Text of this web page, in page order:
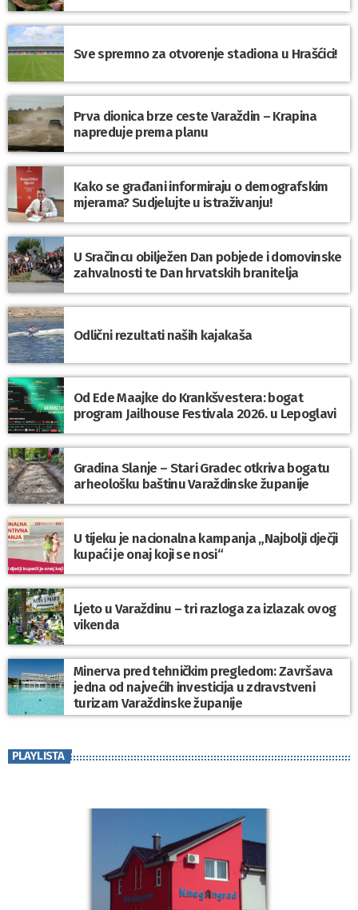
Sve spremno za otvorenje stadiona u Hrašćici!
Prva dionica brze ceste Varaždin – Krapina
napreduje prema planu
Kako se građani informiraju o demografskim
mjerama? Sudjelujte u istraživanju!
U Sračincu obilježen Dan pobjede i domovinske
zahvalnosti te Dan hrvatskih branitelja
Odlični rezultati naših kajakaša
Od Ede Maajke do Krankšvestera: bogat
program Jailhouse Festivala 2026. u Lepoglavi
Gradina Slanje – Stari Gradec otkriva bogatu
arheološku baštinu Varaždinske županije
U tijeku je nacionalna kampanja „Najbolji dječji
kupaći je onaj koji se nosi“
Ljeto u Varaždinu – tri razloga za izlazak ovog
vikenda
Minerva pred tehničkim pregledom: Završava
jedna od najvećih investicija u zdravstveni
turizam Varaždinske županije
PLAYLISTA